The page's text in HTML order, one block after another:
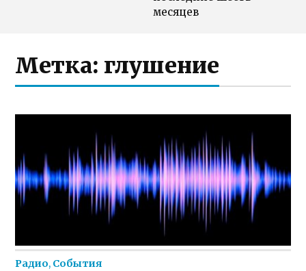
месяцев
Метка: глушение
Радио, События